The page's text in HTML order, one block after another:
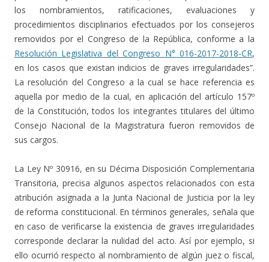
los nombramientos, ratificaciones, evaluaciones y
procedimientos disciplinarios efectuados por los consejeros
removidos por el Congreso de la República, conforme a la
Resolución Legislativa del Congreso N° 016-2017-2018-CR,
en los casos que existan indicios de graves irregularidades”.
La resolución del Congreso a la cual se hace referencia es
aquella por medio de la cual, en aplicación del artículo 157º
de la Constitución, todos los integrantes titulares del último
Consejo Nacional de la Magistratura fueron removidos de
sus cargos.
La Ley Nº 30916, en su Décima Disposición Complementaria
Transitoria, precisa algunos aspectos relacionados con esta
atribución asignada a la Junta Nacional de Justicia por la ley
de reforma constitucional. En términos generales, señala que
en caso de verificarse la existencia de graves irregularidades
corresponde declarar la nulidad del acto. Así por ejemplo, si
ello ocurrió respecto al nombramiento de algún juez o fiscal,